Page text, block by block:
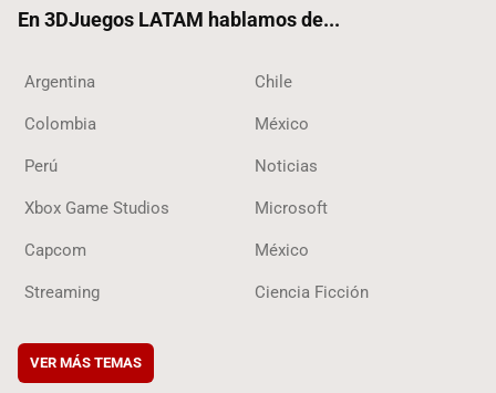
En 3DJuegos LATAM hablamos de...
Argentina Chile
Colombia México
Perú Noticias
Xbox Game Studios Microsoft
Capcom México
Streaming Ciencia Ficción
VER MÁS TEMAS